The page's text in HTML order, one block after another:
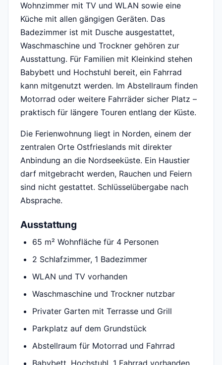
Wohnzimmer mit TV und WLAN sowie eine
Küche mit allen gängigen Geräten. Das
Badezimmer ist mit Dusche ausgestattet,
Waschmaschine und Trockner gehören zur
Ausstattung. Für Familien mit Kleinkind stehen
Babybett und Hochstuhl bereit, ein Fahrrad
kann mitgenutzt werden. Im Abstellraum finden
Motorrad oder weitere Fahrräder sicher Platz –
praktisch für längere Touren entlang der Küste.
Die Ferienwohnung liegt in Norden, einem der
zentralen Orte Ostfrieslands mit direkter
Anbindung an die Nordseeküste. Ein Haustier
darf mitgebracht werden, Rauchen und Feiern
sind nicht gestattet. Schlüsselübergabe nach
Absprache.
Ausstattung
65 m² Wohnfläche für 4 Personen
2 Schlafzimmer, 1 Badezimmer
WLAN und TV vorhanden
Waschmaschine und Trockner nutzbar
Privater Garten mit Terrasse und Grill
Parkplatz auf dem Grundstück
Abstellraum für Motorrad und Fahrrad
Babybett, Hochstuhl, 1 Fahrrad vorhanden